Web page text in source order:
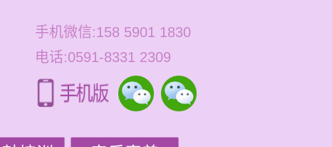
手机微信:158 5901 1830
电话:0591-8331 2309